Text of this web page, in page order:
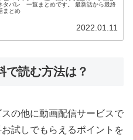
タバレ 一覧まとめです。 最新話から最終
まとめ
2022.01.11
で読む方法は？
の他に動画配信サービスで
試しでもらえるポイントを